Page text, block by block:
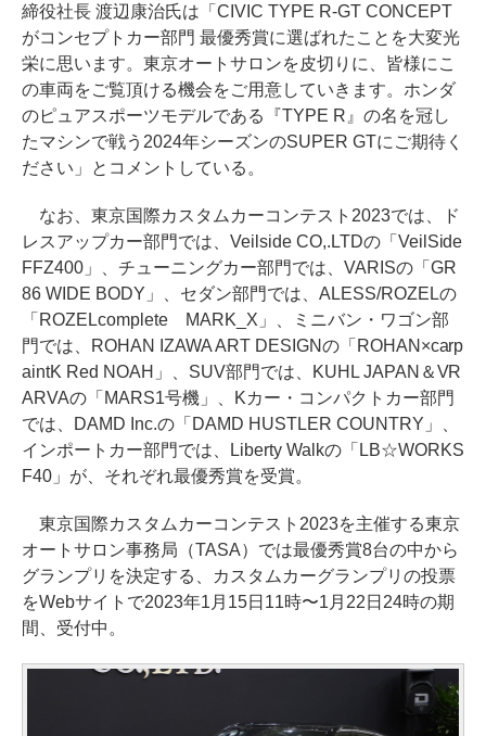
締役社長 渡辺康治氏は「CIVIC TYPE R-GT CONCEPT
がコンセプトカー部門 最優秀賞に選ばれたことを大変光
栄に思います。東京オートサロンを皮切りに、皆様にこ
の車両をご覧頂ける機会をご用意していきます。ホンダ
のピュアスポーツモデルである『TYPE R』の名を冠し
たマシンで戦う2024年シーズンのSUPER GTにご期待く
ださい」とコメントしている。
なお、東京国際カスタムカーコンテスト2023では、ド
レスアップカー部門では、Veilside CO,.LTDの「VeilSide
FFZ400」、チューニングカー部門では、VARISの「GR
86 WIDE BODY」、セダン部門では、ALESS/ROZELの
「ROZELcomplete MARK_X」、ミニバン・ワゴン部
門では、ROHAN IZAWA ART DESIGNの「ROHAN×carp
aintK Red NOAH」、SUV部門では、KUHL JAPAN＆VR
ARVAの「MARS1号機」、Kカー・コンパクトカー部門
では、DAMD Inc.の「DAMD HUSTLER COUNTRY」、
インポートカー部門では、Liberty Walkの「LB☆WORKS
F40」が、それぞれ最優秀賞を受賞。
東京国際カスタムカーコンテスト2023を主催する東京
オートサロン事務局（TASA）では最優秀賞8台の中から
グランプリを決定する、カスタムカーグランプリの投票
をWebサイトで2023年1月15日11時〜1月22日24時の期
間、受付中。